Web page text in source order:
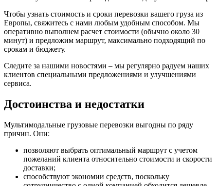
Чтобы узнать стоимость и сроки перевозки вашего груза из
Европы, свяжитесь с нами любым удобным способом. Мы
оперативно выполнем расчет стоимости (обычно около 30
минут) и предложим маршрут, максимально подходящий по
срокам и бюджету.
Следите за нашими новостями – мы регулярно радуем наших
клиентов специальными предложениями и улучшениями
сервиса.
Достоинства и недостатки
Мультимодальные грузовые перевозки выгодны по ряду
причин. Они:
позволяют выбрать оптимальный маршрут с учетом
пожеланий клиента относительно стоимости и скорости
доставки;
способствуют экономии средств, поскольку